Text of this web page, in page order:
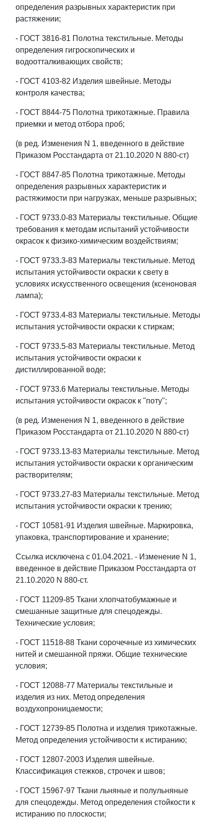
определения разрывных характеристик при
растяжении;
- ГОСТ 3816-81 Полотна текстильные. Методы
определения гигроскопических и
водоотталкивающих свойств;
- ГОСТ 4103-82 Изделия швейные. Методы
контроля качества;
- ГОСТ 8844-75 Полотна трикотажные. Правила
приемки и метод отбора проб;
(в ред. Изменения N 1, введенного в действие
Приказом Росстандарта от 21.10.2020 N 880-ст)
- ГОСТ 8847-85 Полотна трикотажные. Методы
определения разрывных характеристик и
растяжимости при нагрузках, меньше разрывных;
- ГОСТ 9733.0-83 Материалы текстильные. Общие
требования к методам испытаний устойчивости
окрасок к физико-химическим воздействиям;
- ГОСТ 9733.3-83 Материалы текстильные. Метод
испытания устойчивости окраски к свету в
условиях искусственного освещения (ксеноновая
лампа);
- ГОСТ 9733.4-83 Материалы текстильные. Методы
испытания устойчивости окраски к стиркам;
- ГОСТ 9733.5-83 Материалы текстильные. Метод
испытания устойчивости окраски к
дистиллированной воде;
- ГОСТ 9733.6 Материалы текстильные. Методы
испытания устойчивости окрасок к "поту";
(в ред. Изменения N 1, введенного в действие
Приказом Росстандарта от 21.10.2020 N 880-ст)
- ГОСТ 9733.13-83 Материалы текстильные. Метод
испытания устойчивости окраски к органическим
растворителям;
- ГОСТ 9733.27-83 Материалы текстильные. Метод
испытания устойчивости окраски к трению;
- ГОСТ 10581-91 Изделия швейные. Маркировка,
упаковка, транспортирование и хранение;
Ссылка исключена с 01.04.2021. - Изменение N 1,
введенное в действие Приказом Росстандарта от
21.10.2020 N 880-ст.
- ГОСТ 11209-85 Ткани хлопчатобумажные и
смешанные защитные для спецодежды.
Технические условия;
- ГОСТ 11518-88 Ткани сорочечные из химических
нитей и смешанной пряжи. Общие технические
условия;
- ГОСТ 12088-77 Материалы текстильные и
изделия из них. Метод определения
воздухопроницаемости;
- ГОСТ 12739-85 Полотна и изделия трикотажные.
Метод определения устойчивости к истиранию;
- ГОСТ 12807-2003 Изделия швейные.
Классификация стежков, строчек и швов;
- ГОСТ 15967-97 Ткани льняные и полульняные
для спецодежды. Метод определения стойкости к
истиранию по плоскости;